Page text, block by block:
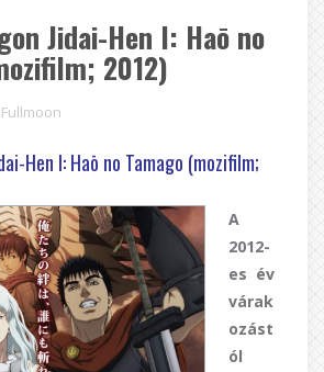
Jidai-Hen I: Haō no
2012)
Fullmoon
Hen I: Haō no Tamago (mozifilm;
A
2012-
es év
várak
ozást
ól